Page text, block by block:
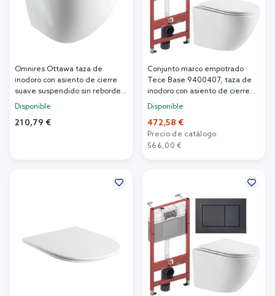
Omnires Ottawa taza de
inodoro con asiento de cierre
suave suspendido sin reborde
blanco brillante
Disponible
210,79 €
Conjunto marco empotrado
Tece Base 9400407, taza de
inodoro con asiento de cierre
suave Omnires Ottawa
Disponible
472,58 €
Precio de catálogo:
566,00 €